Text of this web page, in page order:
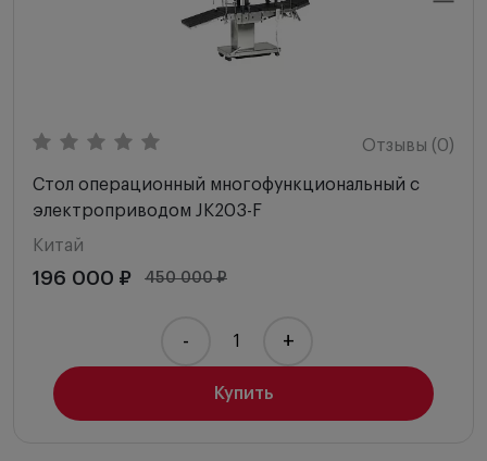
Отзывы (0)
Стол операционный многофункциональный с
электроприводом JK203-F
Китай
196 000 ₽ 450 000 ₽
Купить
- +